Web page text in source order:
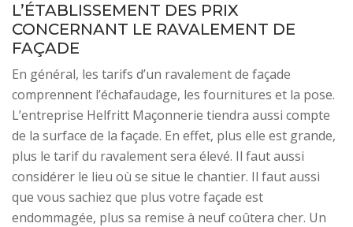
L’ÉTABLISSEMENT DES PRIX
CONCERNANT LE RAVALEMENT DE
FAÇADE
En général, les tarifs d’un ravalement de façade
comprennent l’échafaudage, les fournitures et la pose.
L’entreprise Helfritt Maçonnerie tiendra aussi compte
de la surface de la façade. En effet, plus elle est grande,
plus le tarif du ravalement sera élevé. Il faut aussi
considérer le lieu où se situe le chantier. Il faut aussi
que vous sachiez que plus votre façade est
endommagée, plus sa remise à neuf coûtera cher. Un